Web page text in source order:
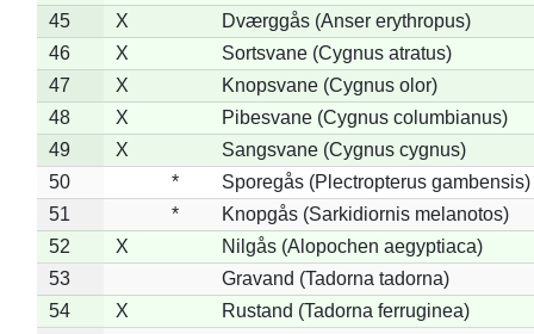
45
X
Dværggås (Anser erythropus)
46
X
Sortsvane (Cygnus atratus)
47
X
Knopsvane (Cygnus olor)
48
X
Pibesvane (Cygnus columbianus)
49
X
Sangsvane (Cygnus cygnus)
50
*
Sporegås (Plectropterus gambensis)
51
*
Knopgås (Sarkidiornis melanotos)
52
X
Nilgås (Alopochen aegyptiaca)
53
Gravand (Tadorna tadorna)
54
X
Rustand (Tadorna ferruginea)